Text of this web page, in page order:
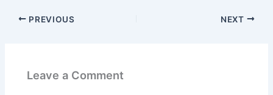
PREVIOUS NEXT
Leave a Comment